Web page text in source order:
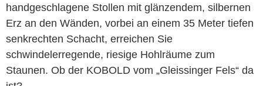
handgeschlagene Stollen mit glänzendem, silbernen
Erz an den Wänden, vorbei an einem 35 Meter tiefen
senkrechten Schacht, erreichen Sie
schwindelerregende, riesige Hohlräume zum
Staunen. Ob der KOBOLD vom „Gleissinger Fels“ da